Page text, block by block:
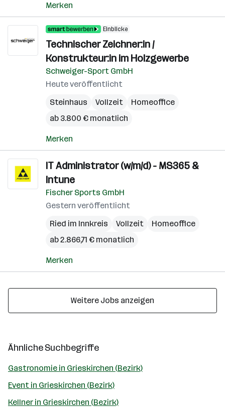
Merken
Einblicke
Technischer Zeichner:in /
Konstrukteur:in im Holzgewerbe
Schweiger-Sport GmbH
Heute veröffentlicht
Steinhaus
Vollzeit
Homeoffice
ab 3.800 € monatlich
Merken
IT Administrator (w/m/d) - MS365 &
Intune
Fischer Sports GmbH
Gestern veröffentlicht
Ried im Innkreis
Vollzeit
Homeoffice
ab 2.866,71 € monatlich
Merken
Weitere Jobs anzeigen
Ähnliche Suchbegriffe
Gastronomie in Grieskirchen (Bezirk)
Event in Grieskirchen (Bezirk)
Kellner in Grieskirchen (Bezirk)